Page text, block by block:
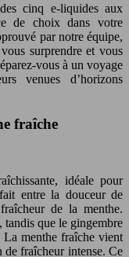
cinq e-liquides aux
de choix dans votre
par notre équipe,
surprendre et vous
vous à un voyage
venues d’horizons
fraîche
idéale pour
entre la douceur de
de la menthe.
tandis que le gingembre
La menthe fraîche vient
de fraîcheur intense. Ce